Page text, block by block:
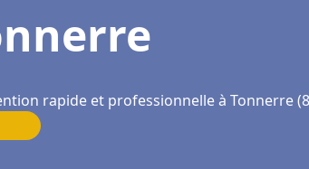
rapide et professionnelle à Tonnerre